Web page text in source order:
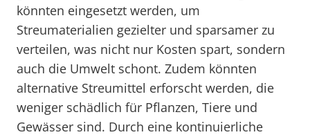
könnten eingesetzt werden, um
Streumaterialien gezielter und sparsamer zu
verteilen, was nicht nur Kosten spart, sondern
auch die Umwelt schont. Zudem könnten
alternative Streumittel erforscht werden, die
weniger schädlich für Pflanzen, Tiere und
Gewässer sind. Durch eine kontinuierliche